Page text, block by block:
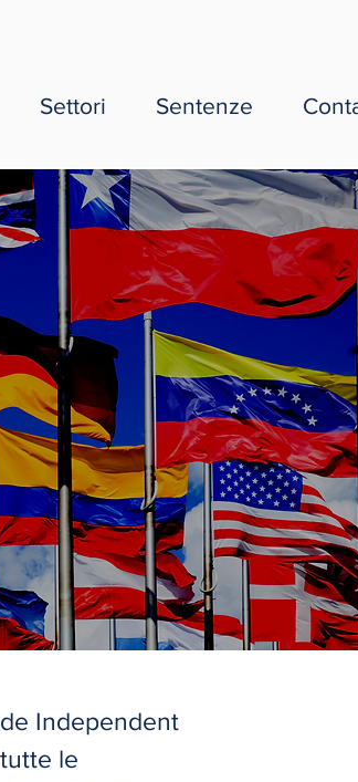
Settori Sentenze
Independent
le